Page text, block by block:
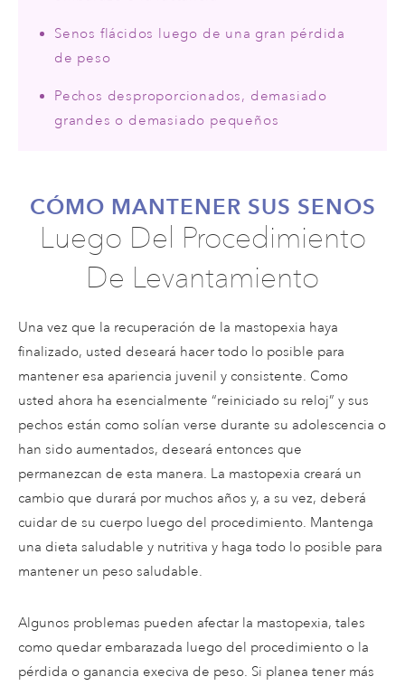
Senos flácidos luego de una gran pérdida
de peso
Pechos desproporcionados, demasiado
grandes o demasiado pequeños
CÓMO MANTENER SUS SENOS
Luego Del Procedimiento
De Levantamiento
Una vez que la recuperación de la mastopexia haya
finalizado, usted deseará hacer todo lo posible para
mantener esa apariencia juvenil y consistente. Como
usted ahora ha esencialmente “reiniciado su reloj” y sus
pechos están como solían verse durante su adolescencia o
han sido aumentados, deseará entonces que
permanezcan de esta manera. La mastopexia creará un
cambio que durará por muchos años y, a su vez, deberá
cuidar de su cuerpo luego del procedimiento. Mantenga
una dieta saludable y nutritiva y haga todo lo posible para
mantener un peso saludable.
Algunos problemas pueden afectar la mastopexia, tales
como quedar embarazada luego del procedimiento o la
pérdida o ganancia execiva de peso. Si planea tener más